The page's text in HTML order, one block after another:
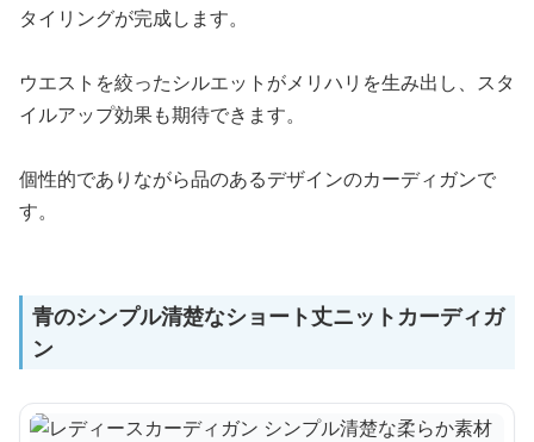
タイリングが完成します。
ウエストを絞ったシルエットがメリハリを生み出し、スタ
イルアップ効果も期待できます。
個性的でありながら品のあるデザインのカーディガンで
す。
青のシンプル清楚なショート丈ニットカーディガ
ン